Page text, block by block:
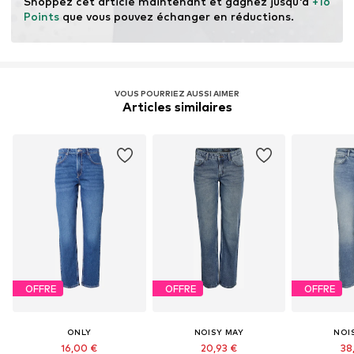
Points que vous pouvez échanger en réductions.
VOUS POURRIEZ AUSSI AIMER
Articles similaires
OFFRE
ONLY
16,00 €
OFFRE
NOISY MAY
20,93 €
OFFRE